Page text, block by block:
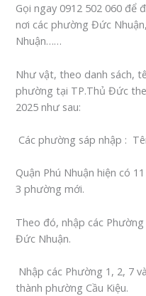
Gọi ngay 0912 502 060 để
nơi các phường Đức
Nhuận……
Như vật, theo danh sách,
phường tại‍ TP.Thủ Đức
2025 như sau:
‍ Các‍ phường‍ sáp‍ nhập ‍ :
Quận Phú Nhuận hiện có
3 phường mới.
Theo đó, nhập các
Đức Nhuận.
Nhập các Phường 1, 2, 7
thànhphường Cầu Kiệu.